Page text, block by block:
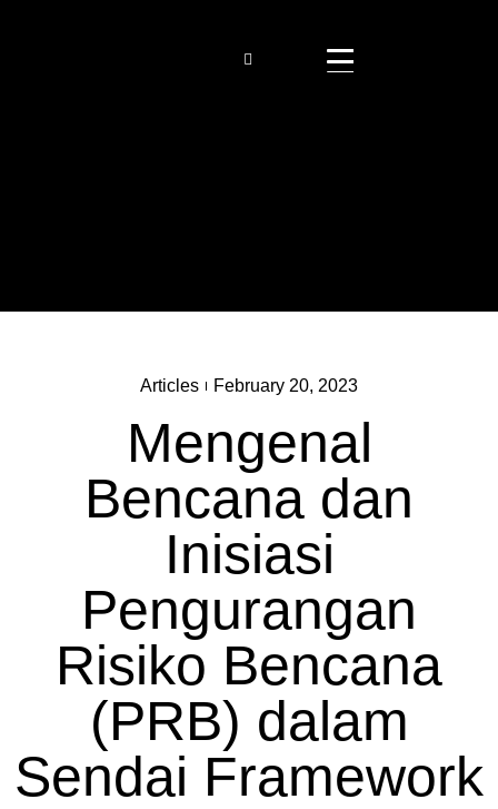
Articles February 20, 2023
Mengenal
Bencana dan
Inisiasi
Pengurangan
Risiko Bencana
(PRB) dalam
Sendai Framework